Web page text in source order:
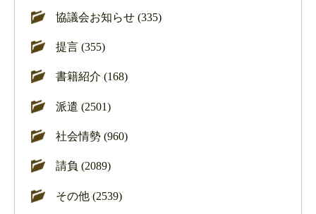
協議会お知らせ (335)
提言 (355)
書籍紹介 (168)
派遣 (2501)
社会情勢 (960)
請負 (2089)
その他 (2539)